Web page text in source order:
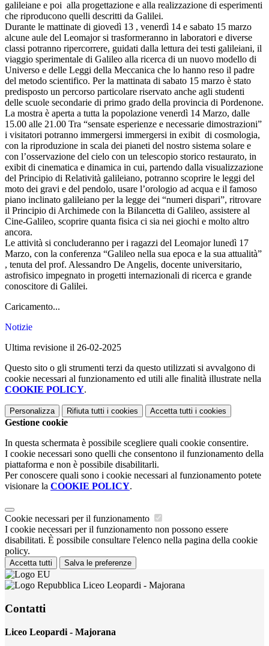
galileiane e poi alla progettazione e alla realizzazione di esperimenti
che riproducono quelli descritti da Galilei.
Durante le mattinate di giovedì 13 , venerdì 14 e sabato 15 marzo
alcune aule del Leomajor si trasformeranno in laboratori e diverse
classi potranno ripercorrere, guidati dalla lettura dei testi galileiani, il
viaggio sperimentale di Galileo alla ricerca di un nuovo modello di
Universo e delle Leggi della Meccanica che lo hanno reso il padre
del metodo scientifico. Per la mattinata di sabato 15 marzo è stato
predisposto un percorso particolare riservato anche agli studenti
delle scuole secondarie di primo grado della provincia di Pordenone.
La mostra è aperta a tutta la popolazione venerdì 14 Marzo, dalle
15.00 alle 21.00 Tra “sensate esperienze e necessarie dimostrazioni”
i visitatori potranno immergersi immergersi in exibit di cosmologia,
con la riproduzione in scala dei pianeti del nostro sistema solare e
con l’osservazione del cielo con un telescopio storico restaurato, in
exibit di cinematica e dinamica in cui, partendo dalla visualizzazione
del Principio di Relatività galileiano, potranno scoprire le leggi del
moto dei gravi e del pendolo, usare l’orologio ad acqua e il famoso
piano inclinato galileiano per la legge dei “numeri dispari”, ritrovare
il Principio di Archimede con la Bilancetta di Galileo, assistere al
Cine-Galileo, scoprire quanta fisica ci sia nei giochi e molto altro
ancora.
Le attività si concluderanno per i ragazzi del Leomajor lunedì 17
Marzo, con la conferenza “Galileo nella sua epoca e la sua attualità”
, tenuta del prof. Alessandro De Angelis, docente universitario,
astrofisico impegnato in progetti internazionali di ricerca e grande
conoscitore di Galilei.
Caricamento...
Notizie
Ultima revisione il 26-02-2025
Questo sito o gli strumenti terzi da questo utilizzati si avvalgono di
cookie necessari al funzionamento ed utili alle finalità illustrate nella
COOKIE POLICY.
Personalizza Rifiuta tutti i cookies Accetta tutti i cookies
Gestione cookie
In questa schermata è possibile scegliere quali cookie consentire.
I cookie necessari sono quelli che consentono il funzionamento della
piattaforma e non è possibile disabilitarli.
Per conoscere quali sono i cookie necessari al funzionamento potete
visionare la COOKIE POLICY.
Cookie necessari per il funzionamento
I cookie necessari per il funzionamento non possono essere
disabilitati. È possibile consultare l'elenco nella pagina della cookie
policy.
Accetta tutti Salva le preferenze
Liceo Leopardi - Majorana
Contatti
Liceo Leopardi - Majorana